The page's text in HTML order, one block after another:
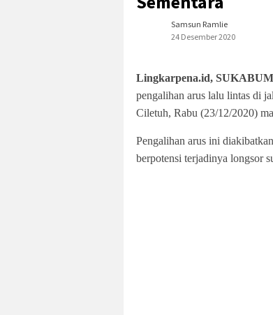
Samsun Ramlie
24 Desember 2020
Lingkarpena.id,
pengalihan arus lalu lintas di
Ciletuh, Rabu (23/12/2020)
Pengalihan arus ini
berpotensi terjadinya longsor